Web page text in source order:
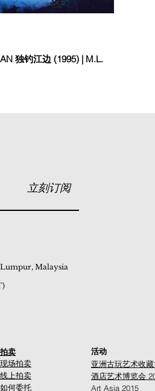
独钓江边 (1995) | M.L.
立刻订阅
Lumpur, Malaysia
拍卖
现场拍卖
线上拍卖
如何委托
活动
亚洲古玩艺术收
酒店艺术博览会
Art Asia 2015